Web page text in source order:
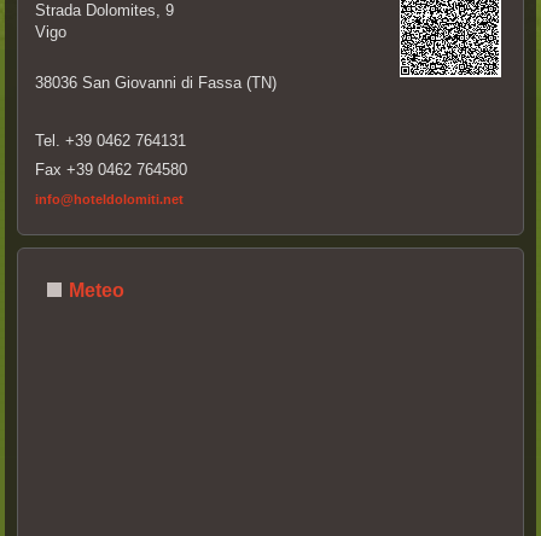
Strada Dolomites, 9
Vigo
38036 San Giovanni di Fassa (TN)
Tel. +39 0462 764131
Fax +39 0462 764580
info@hoteldolomiti.net
Meteo